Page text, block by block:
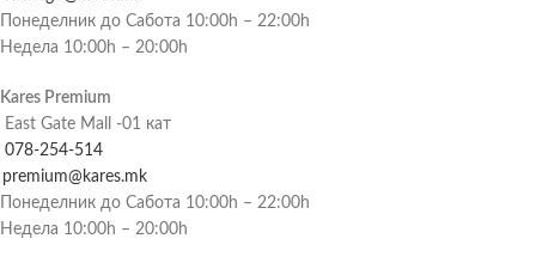
Понеделник до Сабота 10:00h – 22:00h
Недела 10:00h – 20:00h
Kares Premium
East Gate Mall -01 кат
078-254-514
premium@kares.mk
Понеделник до Сабота 10:00h – 22:00h
Недела 10:00h – 20:00h